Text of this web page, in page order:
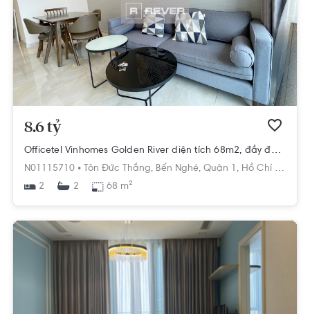
8.6 tỷ
Officetel Vinhomes Golden River diện tích 68m2, đầy đủ nội thất.
N01115710 •
Tôn Đức Thắng, Bến Nghé, Quận 1, Hồ Chí Minh
2
2 68 m²